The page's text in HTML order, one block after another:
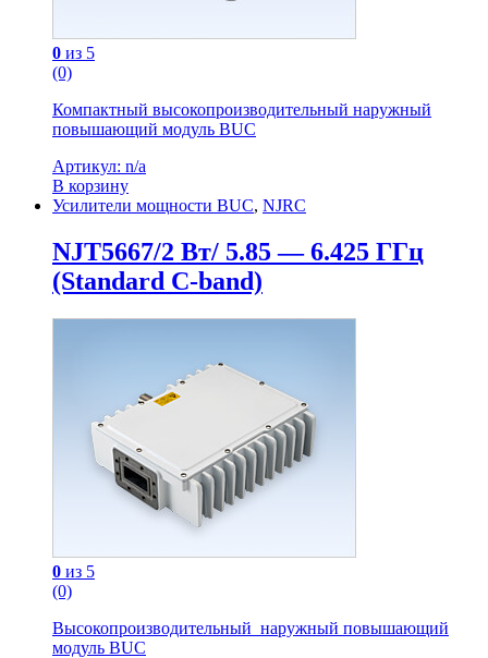
0 из 5
(0)
Компактный высокопроизводительный наружный
повышающий модуль BUC
Артикул: n/a
В корзину
Усилители мощности BUC, NJRC
NJT5667/2 Вт/ 5.85 — 6.425 ГГц
(Standard C-band)
0 из 5
(0)
Высокопроизводительный наружный повышающий
модуль BUC